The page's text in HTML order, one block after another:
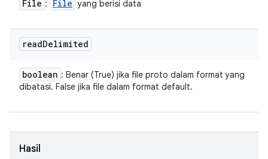
File : File yang berisi data
readDelimited
boolean : Benar (True) jika file proto dalam format yang
dibatasi. False jika file dalam format default.
Hasil